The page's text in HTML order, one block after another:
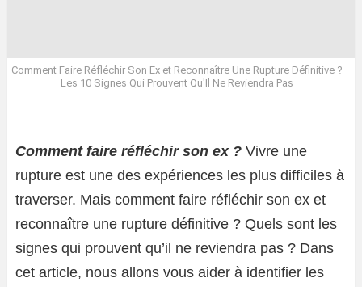
Comment Faire Réfléchir Son Ex et Reconnaître Une Rupture Définitive ?
Les 10 Signes Qui Prouvent Qu'Il Ne Reviendra Pas
Comment faire réfléchir son ex ? Vivre une
rupture est une des expériences les plus difficiles à
traverser. Mais comment faire réfléchir son ex et
reconnaître une rupture définitive ? Quels sont les
signes qui prouvent qu’il ne reviendra pas ? Dans
cet article, nous allons vous aider à identifier les